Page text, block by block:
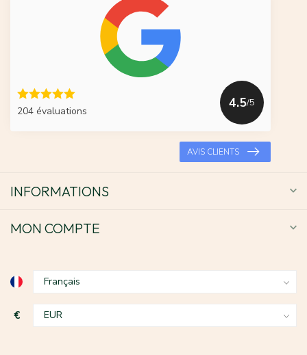
204 évaluations
4.5/5
AVIS CLIENTS
INFORMATIONS
MON COMPTE
€